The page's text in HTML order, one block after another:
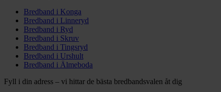
Bredband i Konga
Bredband i Linneryd
Bredband i Ryd
Bredband i Skruv
Bredband i Tingsryd
Bredband i Urshult
Bredband i Älmeboda
Fyll i din adress – vi hittar de bästa bredbandsvalen åt dig